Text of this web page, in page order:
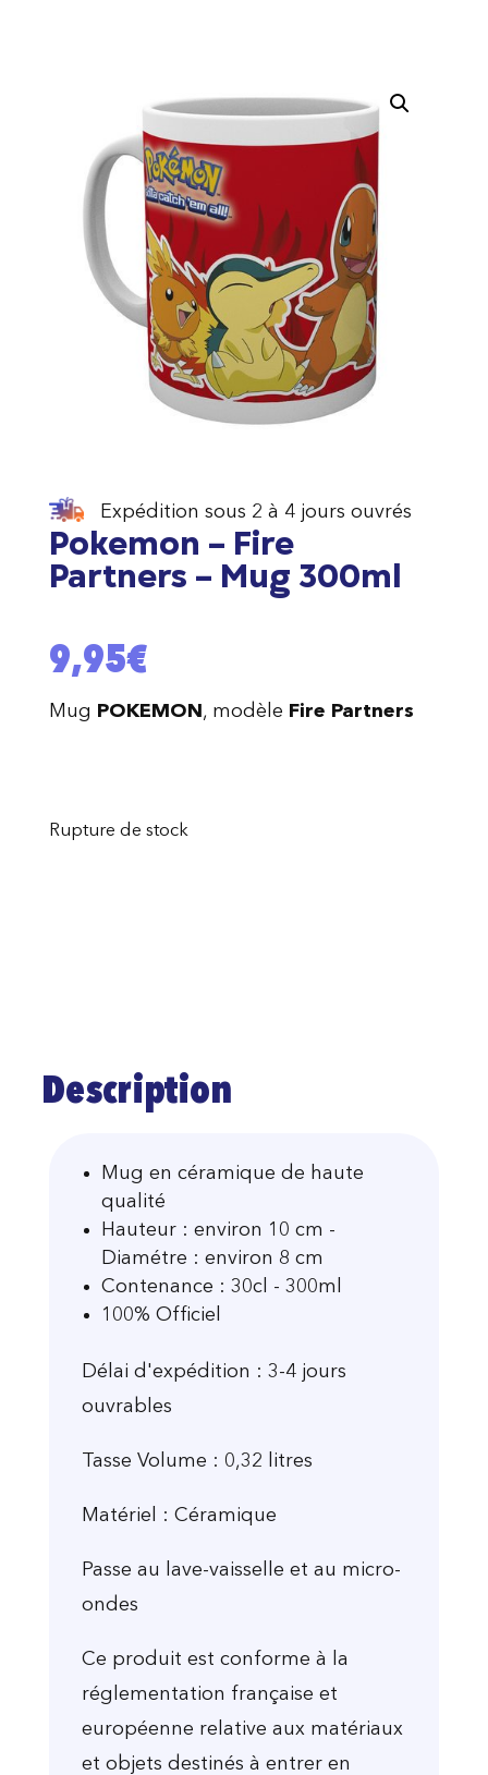
Expédition sous 2 à 4 jours ouvrés
Pokemon – Fire
Partners – Mug 300ml
9,95€
Mug POKEMON , modèle Fire Partners
Rupture de stock
Description
Mug en céramique de haute
qualité
Hauteur : environ 10 cm -
Diamétre : environ 8 cm
Contenance : 30cl - 300ml
100% Officiel
Délai d'expédition : 3-4 jours
ouvrables
Tasse Volume : 0,32 litres
Matériel : Céramique
Passe au lave-vaisselle et au micro-
ondes
Ce produit est conforme à la
réglementation française et
européenne relative aux matériaux
et objets destinés à entrer en